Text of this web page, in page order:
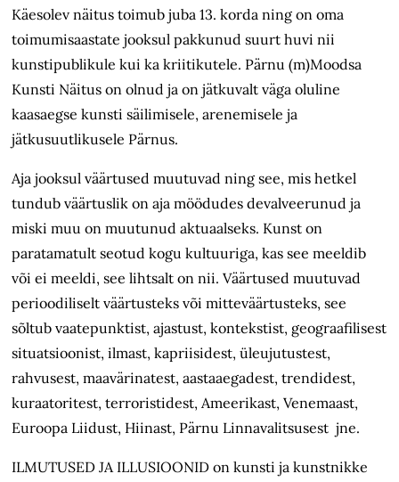
Käesolev näitus toimub juba 13. korda ning on oma
toimumisaastate jooksul pakkunud suurt huvi nii
kunstipublikule kui ka kriitikutele. Pärnu (m)Moodsa
Kunsti Näitus on olnud ja on jätkuvalt väga oluline
kaasaegse kunsti säilimisele, arenemisele ja
jätkusuutlikusele Pärnus.
Aja jooksul väärtused muutuvad ning see, mis hetkel
tundub väärtuslik on aja möödudes devalveerunud ja
miski muu on muutunud aktuaalseks. Kunst on
paratamatult seotud kogu kultuuriga, kas see meeldib
või ei meeldi, see lihtsalt on nii. Väärtused muutuvad
perioodiliselt väärtusteks või mitteväärtusteks, see
sõltub vaatepunktist, ajastust, kontekstist, geograafilisest
situatsioonist, ilmast, kapriisidest, üleujutustest,
rahvusest, maavärinatest, aastaaegadest, trendidest,
kuraatoritest, terroristidest, Ameerikast, Venemaast,
Euroopa Liidust, Hiinast, Pärnu Linnavalitsusest jne.
ILMUTUSED JA ILLUSIOONID on kunsti ja kunstnikke